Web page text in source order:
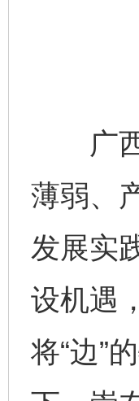
广西
薄弱、
发展实
设机遇
将“边”